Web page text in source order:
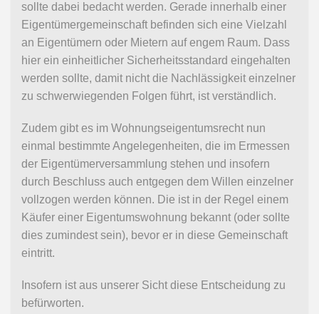
sollte dabei bedacht werden. Gerade innerhalb einer
Eigentümergemeinschaft befinden sich eine Vielzahl
an Eigentümern oder Mietern auf engem Raum. Dass
hier ein einheitlicher Sicherheitsstandard eingehalten
werden sollte, damit nicht die Nachlässigkeit einzelner
zu schwerwiegenden Folgen führt, ist verständlich.
Zudem gibt es im Wohnungseigentumsrecht nun
einmal bestimmte Angelegenheiten, die im Ermessen
der Eigentümerversammlung stehen und insofern
durch Beschluss auch entgegen dem Willen einzelner
vollzogen werden können. Die ist in der Regel einem
Käufer einer Eigentumswohnung bekannt (oder sollte
dies zumindest sein), bevor er in diese Gemeinschaft
eintritt.
Insofern ist aus unserer Sicht diese Entscheidung zu
befürworten.